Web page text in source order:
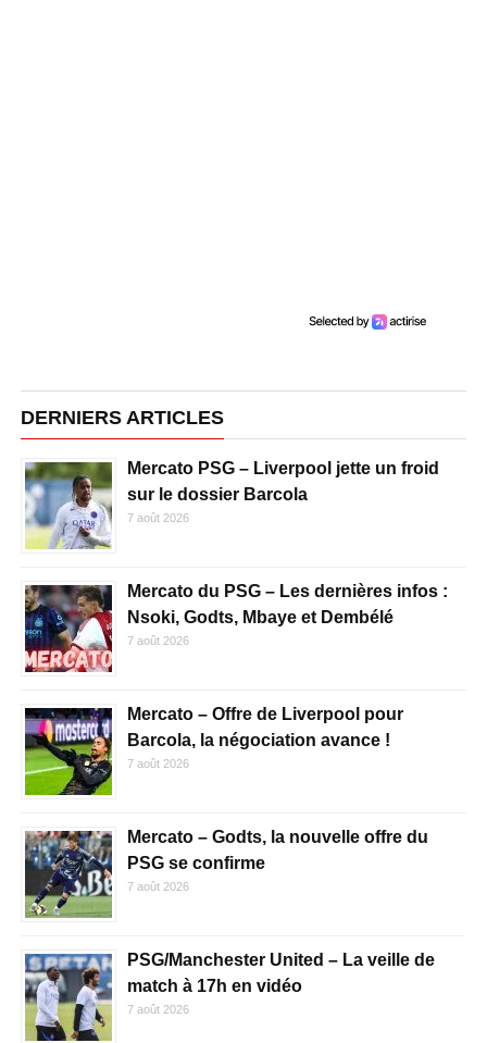
DERNIERS ARTICLES
Mercato PSG – Liverpool jette un froid
sur le dossier Barcola
7 août 2026
Mercato du PSG – Les dernières infos :
Nsoki, Godts, Mbaye et Dembélé
7 août 2026
Mercato – Offre de Liverpool pour
Barcola, la négociation avance !
7 août 2026
Mercato – Godts, la nouvelle offre du
PSG se confirme
7 août 2026
PSG/Manchester United – La veille de
match à 17h en vidéo
7 août 2026